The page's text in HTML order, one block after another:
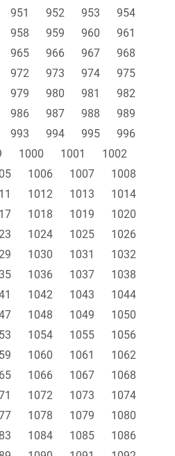
951 952 953
954
958 959 960
961
965 966 967
968
972 973 974
975
979 980 981
982
986 987 988
989
993 994 995
996
1000 1001
1002
1006 1007
1008
1012 1013
1014
1018 1019
1020
1024 1025
1026
1030 1031
1032
1036 1037
1038
1042 1043
1044
1048 1049
1050
1054 1055
1056
1060 1061
1062
1066 1067
1068
1072 1073
1074
1078 1079
1080
1084 1085
1086